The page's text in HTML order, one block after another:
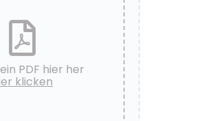
PDF hier her
klicken